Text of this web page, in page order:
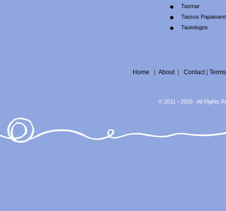
Tasmar
Tassos
Tautologos
Home About| Contact| Terms
© 2011 - 2026 . All Rights